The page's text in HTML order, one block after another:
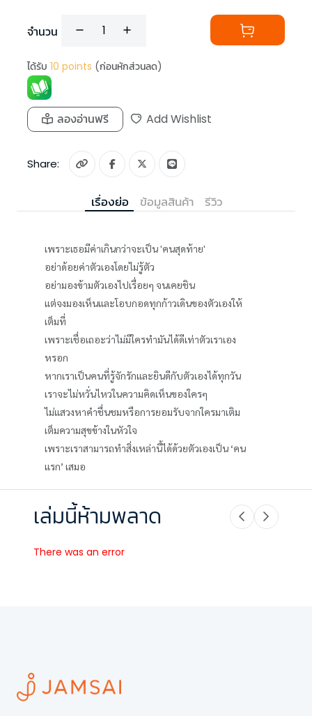
จำนวน
ได้รับ 10 points (ก่อนหักส่วนลด)
ลองอ่านฟรี Add Wishlist
Share:
เรื่องย่อ ข้อมูลสินค้า รีวิว
เพราะเธอมีค่าเกินกว่าจะเป็น 'คนสุดท้าย'
อย่าด้อยค่าตัวเองโดยไม่รู้ตัว
อย่ามองข้ามตัวเองไปเรื่อยๆ จนเคยชิน
แต่จงมองเห็นและโอบกอดทุกก้าวเดินของตัวเองให้
เต็มที่
เพราะเชื่อเถอะว่าไม่มีใครทำมันได้ดีเท่าตัวเราเอง
หรอก
หากเราเป็นคนที่รู้จักรักและยินดีกับตัวเองได้ทุกวัน
เราจะไม่หวั่นไหวในความคิดเห็นของใครๆ
ไม่แสวงหาคำชื่นชมหรือการยอมรับจากใครมาเติม
เต็มความสุขข้างในหัวใจ
เพราะเราสามารถทำสิ่งเหล่านี้ได้ด้วยตัวเองเป็น ‘คน
แรก’ เสมอ
เล่มนี้ห้ามพลาด
There was an error